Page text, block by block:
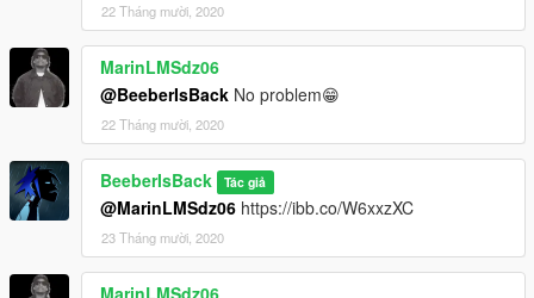
22 Tháng mười, 2020
MarinLMSdz06
@BeeberIsBack No problem😁
22 Tháng mười, 2020
BeeberIsBack Tác giả
@MarinLMSdz06 https://ibb.co/W6xxzXC
23 Tháng mười, 2020